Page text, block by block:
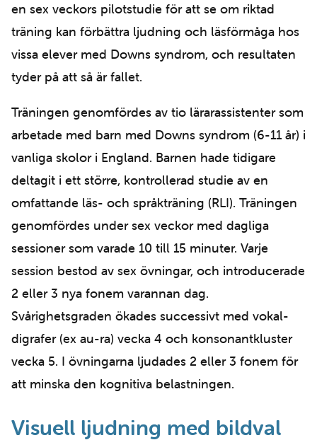
en sex veckors pilotstudie för att se om riktad
träning kan förbättra ljudning och läsförmåga hos
vissa elever med Downs syndrom, och resultaten
tyder på att så är fallet.
Träningen genomfördes av tio lärarassistenter som
arbetade med barn med Downs syndrom (6-11 år) i
vanliga skolor i England. Barnen hade tidigare
deltagit i ett större, kontrollerad studie av en
omfattande läs- och språkträning (RLI). Träningen
genomfördes under sex veckor med dagliga
sessioner som varade 10 till 15 minuter. Varje
session bestod av sex övningar, och introducerade
2 eller 3 nya fonem varannan dag.
Svårighetsgraden ökades successivt med vokal-
digrafer (ex au-ra) vecka 4 och konsonantkluster
vecka 5. I övningarna ljudades 2 eller 3 fonem för
att minska den kognitiva belastningen.
Visuell ljudning med bildval